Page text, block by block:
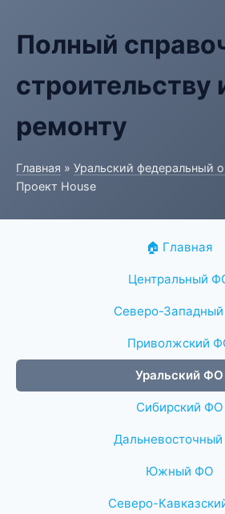
Полный
строительству
ремонту
Главная » Уральский федеральный
Проект House
🏠 Главная
Центральный
Северо-
Приволжский
Уральский ФО
Сибирский ФО
Южный ФО
Северо-